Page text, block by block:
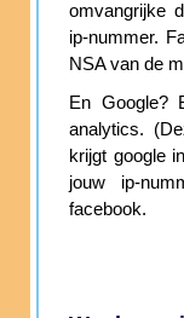
omvangrijke
ip-nummer.
NSA van de
En Google?
analytics.
krijgt google
jouw ip-
facebook.